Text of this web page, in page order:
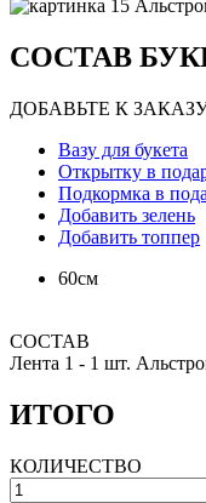
СОСТАВ
ДОБАВЬТЕ К
Вазу для букета
Открытку в
Подкормка в
Добавить зелень
Добавить топпер
60см
СОСТАВ
Лента 1 - 1 шт.
ИТОГО
КОЛИЧЕСТВО